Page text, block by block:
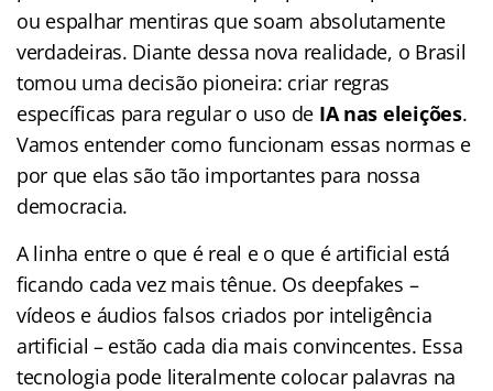
ou espalhar mentiras que soam absolutamente
verdadeiras. Diante dessa nova realidade, o Brasil
tomou uma decisão pioneira: criar regras
específicas para regular o uso de IA nas eleições.
Vamos entender como funcionam essas normas e
por que elas são tão importantes para nossa
democracia.
A linha entre o que é real e o que é artificial está
ficando cada vez mais tênue. Os deepfakes –
vídeos e áudios falsos criados por inteligência
artificial – estão cada dia mais convincentes. Essa
tecnologia pode literalmente colocar palavras na